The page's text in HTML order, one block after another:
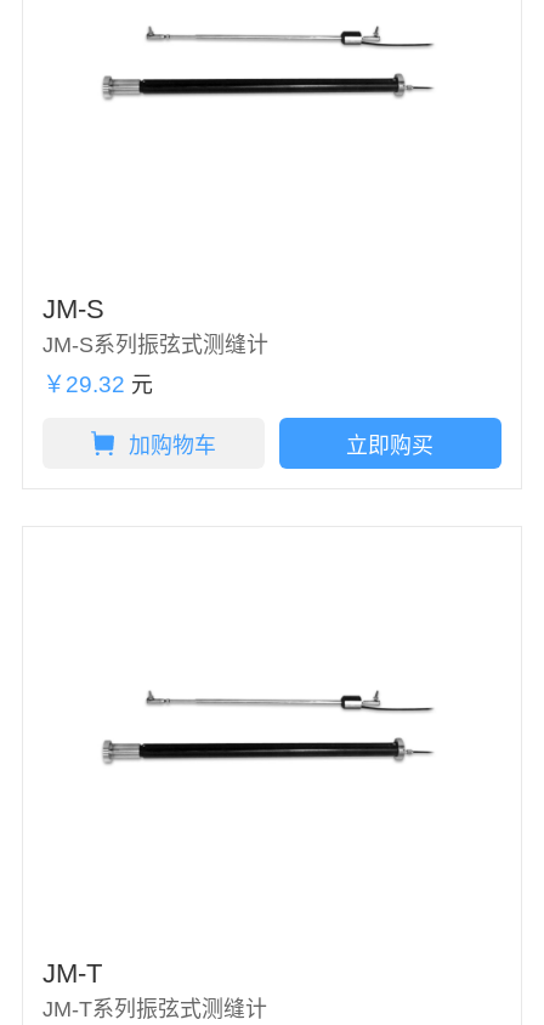
JM-S
JM-S系列振弦式测缝计
￥29.32 元
加购物车 立即购买
JM-T
JM-T系列振弦式测缝计